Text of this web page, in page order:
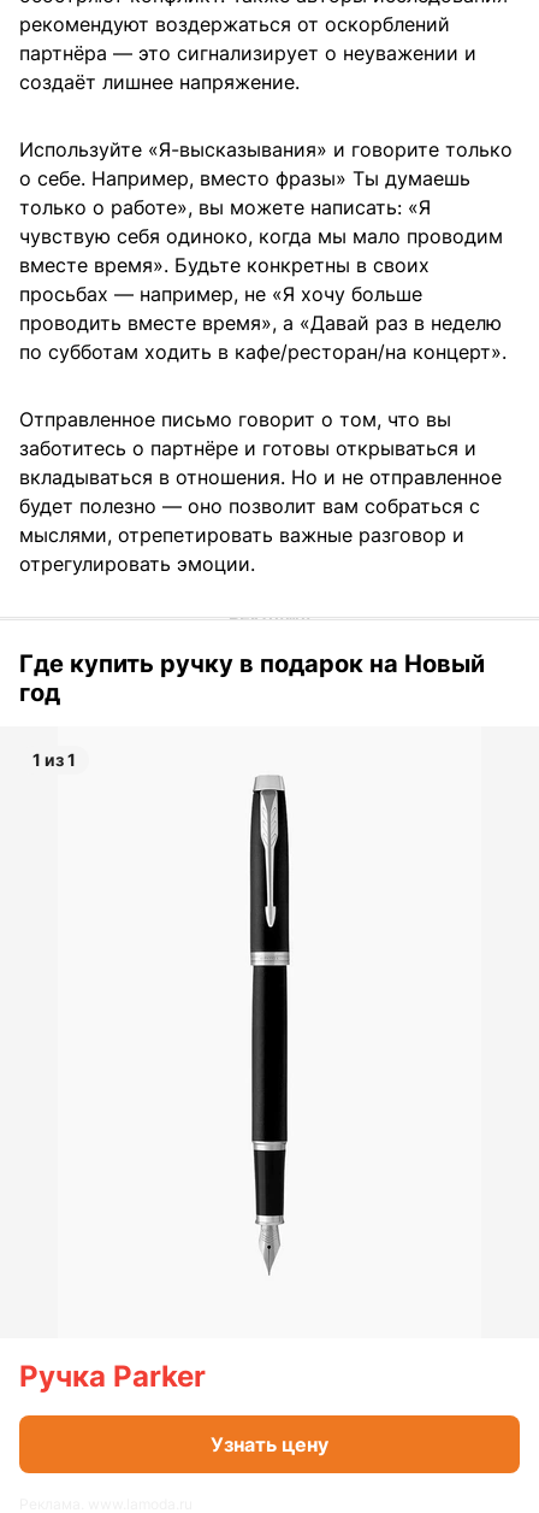
рекомендуют воздержаться от оскорблений
партнёра — это сигнализирует о неуважении и
создаёт лишнее напряжение.
Используйте «Я-высказывания» и говорите только
о себе. Например, вместо фразы» Ты думаешь
только о работе», вы можете написать: «Я
чувствую себя одиноко, когда мы мало проводим
вместе время». Будьте конкретны в своих
просьбах — например, не «Я хочу больше
проводить вместе время», а «Давай раз в неделю
по субботам ходить в кафе/ресторан/на концерт».
Отправленное письмо говорит о том, что вы
заботитесь о партнёре и готовы открываться и
вкладываться в отношения. Но и не отправленное
будет полезно — оно позволит вам собраться с
мыслями, отрепетировать важные разговор и
отрегулировать эмоции.
Где купить ручку в подарок на Новый
год
1 из 1
Ручка Parker
Узнать цену